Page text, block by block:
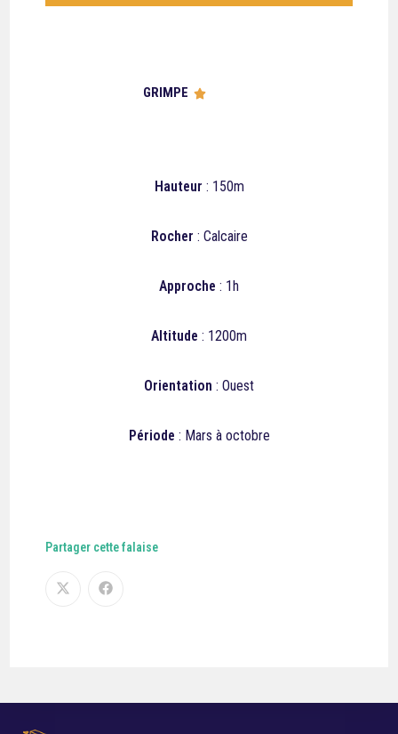
GRIMPE 
Hauteur : 150m
Rocher : Calcaire
Approche : 1h
Altitude : 1200m
Orientation : Ouest
Période : Mars à octobre
Partager cette falaise